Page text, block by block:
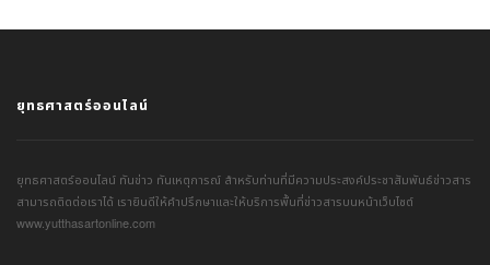
ยุทธศาสตร์ออนไลน์
ยุทธศาสตร์ออนไลน์ ทันข่าว ทันเหตุการณ์ สำหรับท่านที่มีความประสงค์ประชาสัมพันธ์ข่าวสาร
สามารถติดต่อเราได้ เรายินดีให้คำปรึกษาและให้บริการพื้นที่ข่าวสารบนหน้าเว็บไซต์
www.yutthasartonline.com